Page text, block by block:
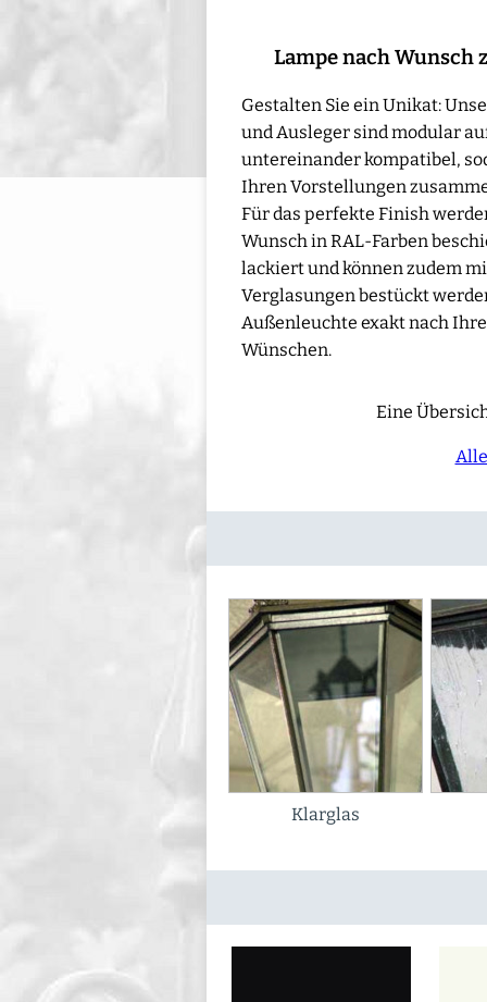
Lampe nach Wunsch
Gestalten Sie ein Unikat:
und Ausleger sind modular
untereinander kompatibel,
Ihren Vorstellungen
Für das perfekte Finish
Wunsch in RAL-Farben
lackiert und können zudem
Verglasungen bestückt
Außenleuchte exakt nach
Wünschen.
Eine
Klarglas